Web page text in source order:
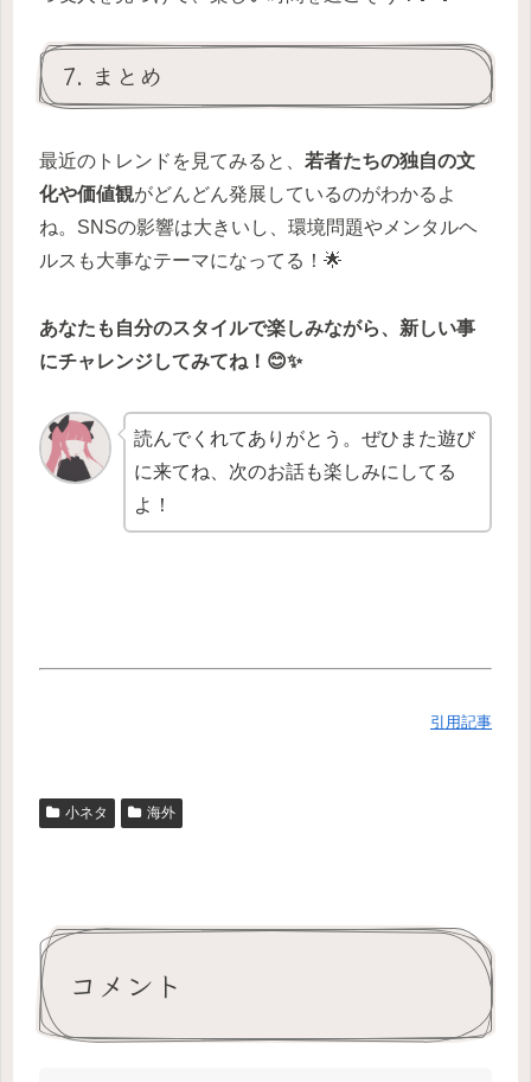
7. まとめ
最近のトレンドを見てみると、 若者たちの独自の文
化や価値観がどんどん発展しているのがわかるよ
ね。SNSの影響は大きいし、環境問題やメンタルヘ
ルスも大事なテーマになってる！🌟
あなたも自分のスタイルで楽しみながら、新しい事
にチャレンジしてみてね！😊✨
読んでくれてありがとう。ぜひまた遊び
に来てね、次のお話も楽しみにしてる
よ！
引用記事
小ネタ 海外
コメント